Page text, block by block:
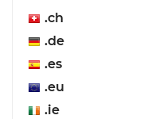
.ch
.de
.es
.eu
.ie